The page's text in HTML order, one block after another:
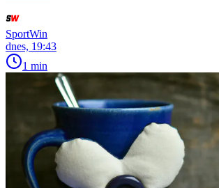
SportWin
dnes, 19:43
1 min